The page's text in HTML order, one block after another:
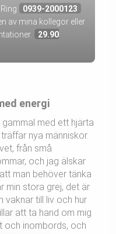
0939-2000123
av mina kollegor eller
29.90
energi
med ett hjärta
nya människor.
från små
och jag älskar
man behöver tänka
min stora grej, det är
vaknar till liv och hur
att ta hand om mig
och inombords, och